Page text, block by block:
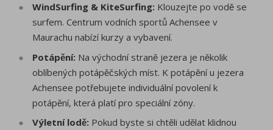
WindSurfing & KiteSurfing: Klouzejte po vodě se
surfem. Centrum vodních sportů Achensee v
Maurachu nabízí kurzy a vybavení.
Potápění: Na východní straně jezera je několik
oblíbených potápěčských míst. K potápění u jezera
Achensee potřebujete individuální povolení k
potápění, která platí pro speciální zóny.
Výletní lodě: Pokud byste si chtěli udělat klidnou